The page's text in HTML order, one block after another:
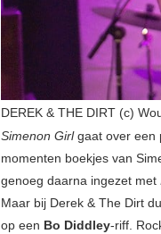
DEREK & THE DIRT (c)
Simenon Girlgaat over een
momenten boekjes van
genoeg daarna ingezet met
Maar bij Derek & The Dirt
op een Bo Diddley-riff.